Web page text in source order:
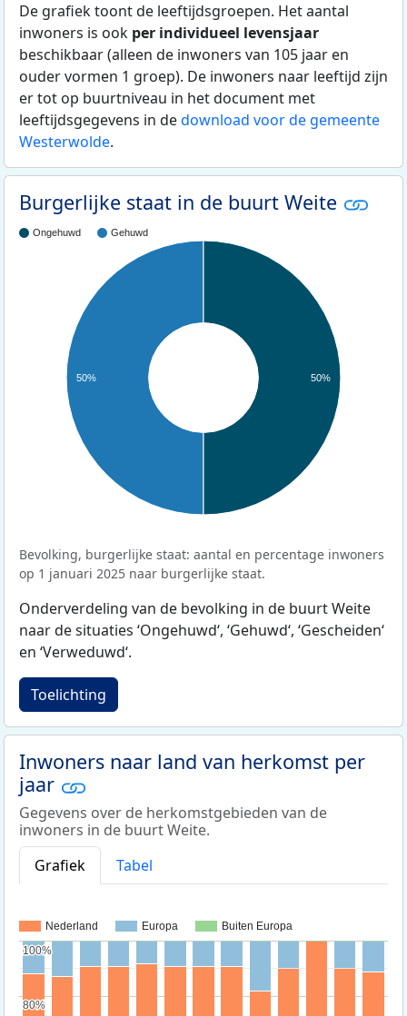
De grafiek toont de leeftijdsgroepen. Het aantal
inwoners is ook per individueel levensjaar
beschikbaar (alleen de inwoners van 105 jaar en
ouder vormen 1 groep). De inwoners naar leeftijd zijn
er tot op buurtniveau in het document met
leeftijdsgegevens in dedownload voor de gemeente
Westerwolde.
Burgerlijke staat in de buurt Weite
Ongehuwd Gehuwd
50% 50%
Bevolking, burgerlijke staat: aantal en percentage inwoners
op 1 januari 2025 naar burgerlijke staat.
Onderverdeling van de bevolking in de buurt Weite
naar de situaties ‘Ongehuwd‘, ‘Gehuwd‘, ‘Gescheiden‘
en ‘Verweduwd‘.
Toelichting
Inwoners naar land van herkomst per
jaar
Gegevens over de herkomstgebieden van de
inwoners in de buurt Weite.
Grafiek
Tabel
Nederland Europa Buiten Europa
80%
80%
100%
100%